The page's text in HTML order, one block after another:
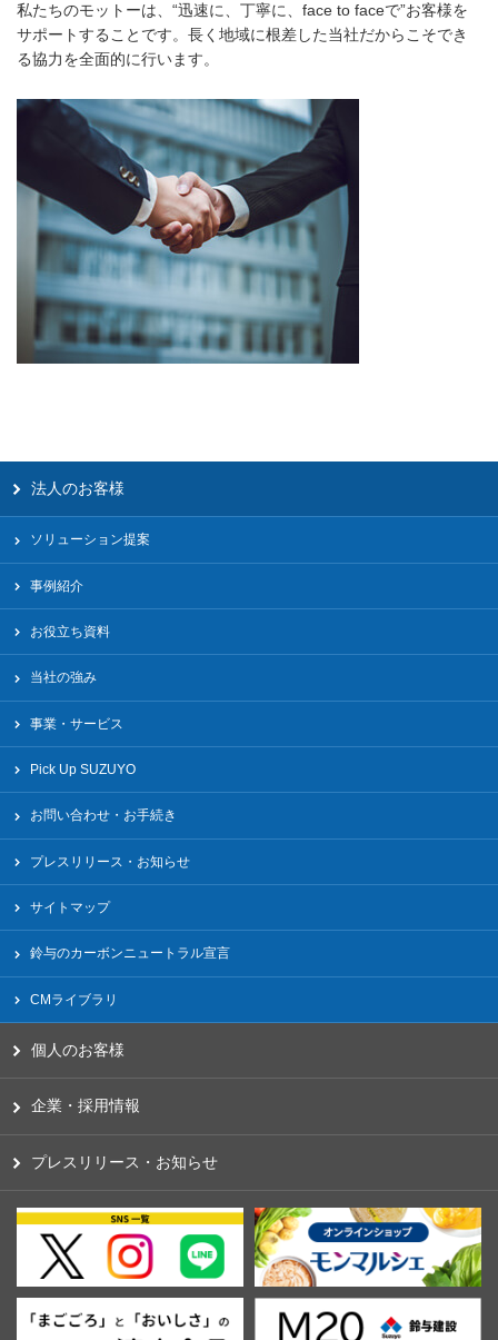
私たちのモットーは、“迅速に、丁寧に、face to faceで”お客様を
サポートすることです。長く地域に根差した当社だからこそでき
る協力を全面的に行います。
法人のお客様
ソリューション提案
事例紹介
お役立ち資料
当社の強み
事業・サービス
Pick Up SUZUYO
お問い合わせ・お手続き
プレスリリース・お知らせ
サイトマップ
鈴与のカーボンニュートラル宣言
CMライブラリ
個人のお客様
企業・採用情報
プレスリリース・お知らせ